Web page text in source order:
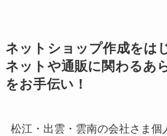
ネットショップ作成をは
ネットや通販に関わるあ
をお手伝い！
松江・出雲・雲南の会社さま個